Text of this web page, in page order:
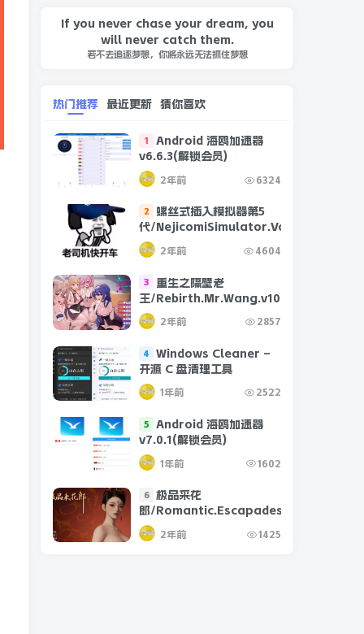
If you never chase your dream, you
will never catch them.
若不去追逐梦想，你将永远无法抓住梦想
热门推荐 最近更新 猜你喜欢
1
Android 海鸥加速器
v6.6.3(解锁会员)
2年前 6324
2
螺丝式插入模拟器第5
代/NejicomiSimulator.Vol.5.v1.0.2
2年前 4604
3
重生之隔壁老
王/Rebirth.Mr.Wang.v10032020
2年前 2857
4
Windows Cleaner –
开源 C 盘清理工具
1年前 2522
5
Android 海鸥加速器
v7.0.1(解锁会员)
1年前 1602
6
极品采花
郎/Romantic.Escapades.v1.2.1
2年前 1425